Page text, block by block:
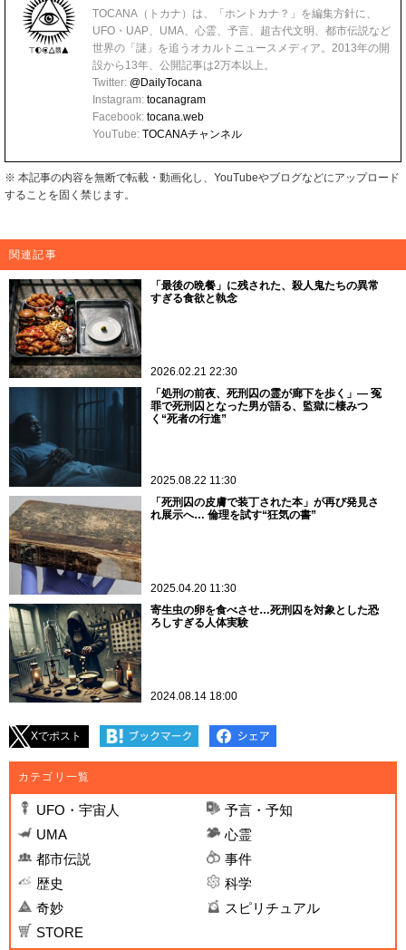
TOCANA（トカナ）は、「ホントカナ？」を編集方針に、
UFO・UAP、UMA、心霊、予言、超古代文明、都市伝説など
世界の「謎」を追うオカルトニュースメディア。2013年の開
設から13年、公開記事は2万本以上。
Twitter: @DailyTocana
Instagram: tocanagram
Facebook: tocana.web
YouTube: TOCANAチャンネル
※ 本記事の内容を無断で転載・動画化し、YouTubeやブログなどにアップロード
することを固く禁じます。
関連記事
「最後の晩餐」に残された、殺人鬼たちの異常
すぎる食欲と執念
2026.02.21 22:30
「処刑の前夜、死刑囚の霊が廊下を歩く」― 冤
罪で死刑囚となった男が語る、監獄に棲みつ
く“死者の行進”
2025.08.22 11:30
「死刑囚の皮膚で装丁された本」が再び発見さ
れ展示へ… 倫理を試す“狂気の書”
2025.04.20 11:30
寄生虫の卵を食べさせ…死刑囚を対象とした恐
ろしすぎる人体実験
2024.08.14 18:00
Xでポスト
カテゴリ一覧
UFO・宇宙人
予言・予知
UMA
心霊
都市伝説
事件
歴史
科学
奇妙
スピリチュアル
STORE